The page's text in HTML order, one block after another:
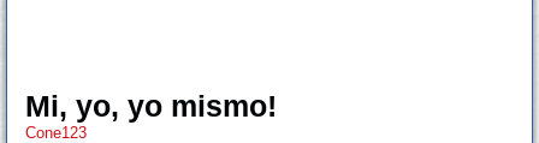
Mi, yo, yo mismo!
Cone123